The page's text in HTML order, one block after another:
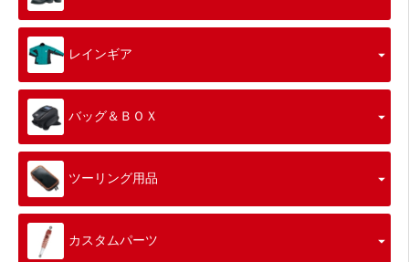
レインギア
バッグ＆ＢＯＸ
ツーリング用品
カスタムパーツ